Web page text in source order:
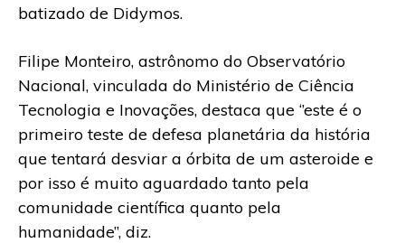
batizado de Didymos.
Filipe Monteiro, astrônomo do Observatório
Nacional, vinculada do Ministério de Ciência
Tecnologia e Inovações, destaca que ‘’este é o
primeiro teste de defesa planetária da história
que tentará desviar a órbita de um asteroide e
por isso é muito aguardado tanto pela
comunidade científica quanto pela
humanidade’’, diz.